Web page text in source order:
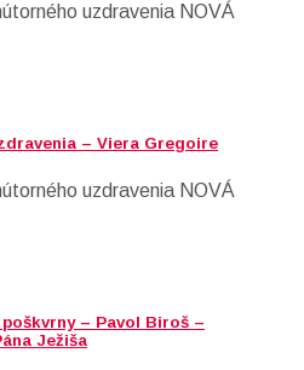
uzdravenia NOVÁ
– Viera Gregoire
uzdravenia NOVÁ
– Pavol Biroš –
Ježiša